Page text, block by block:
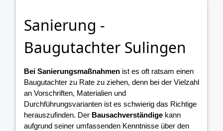
Sanierung -
Baugutachter Sulingen
Bei Sanierungsmaßnahmen ist es oft ratsam einen
Baugutachter zu Rate zu ziehen, denn bei der Vielzahl
an Vorschriften, Materialien und
Durchführungsvarianten ist es schwierig das Richtige
herauszufinden. Der Bausachverständige kann
aufgrund seiner umfassenden Kenntnisse über den